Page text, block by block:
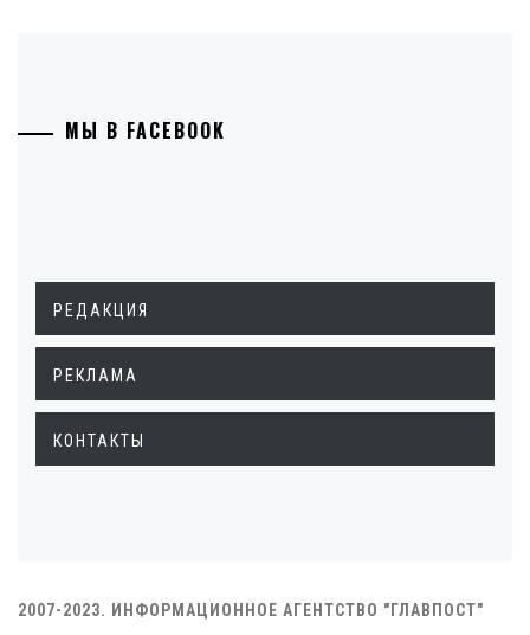
МЫ В FACEBOOK
РЕДАКЦИЯ
РЕКЛАМА
КОНТАКТЫ
2007-2023. ИНФОРМАЦИОННОЕ АГЕНТСТВО "ГЛАВПОСТ"